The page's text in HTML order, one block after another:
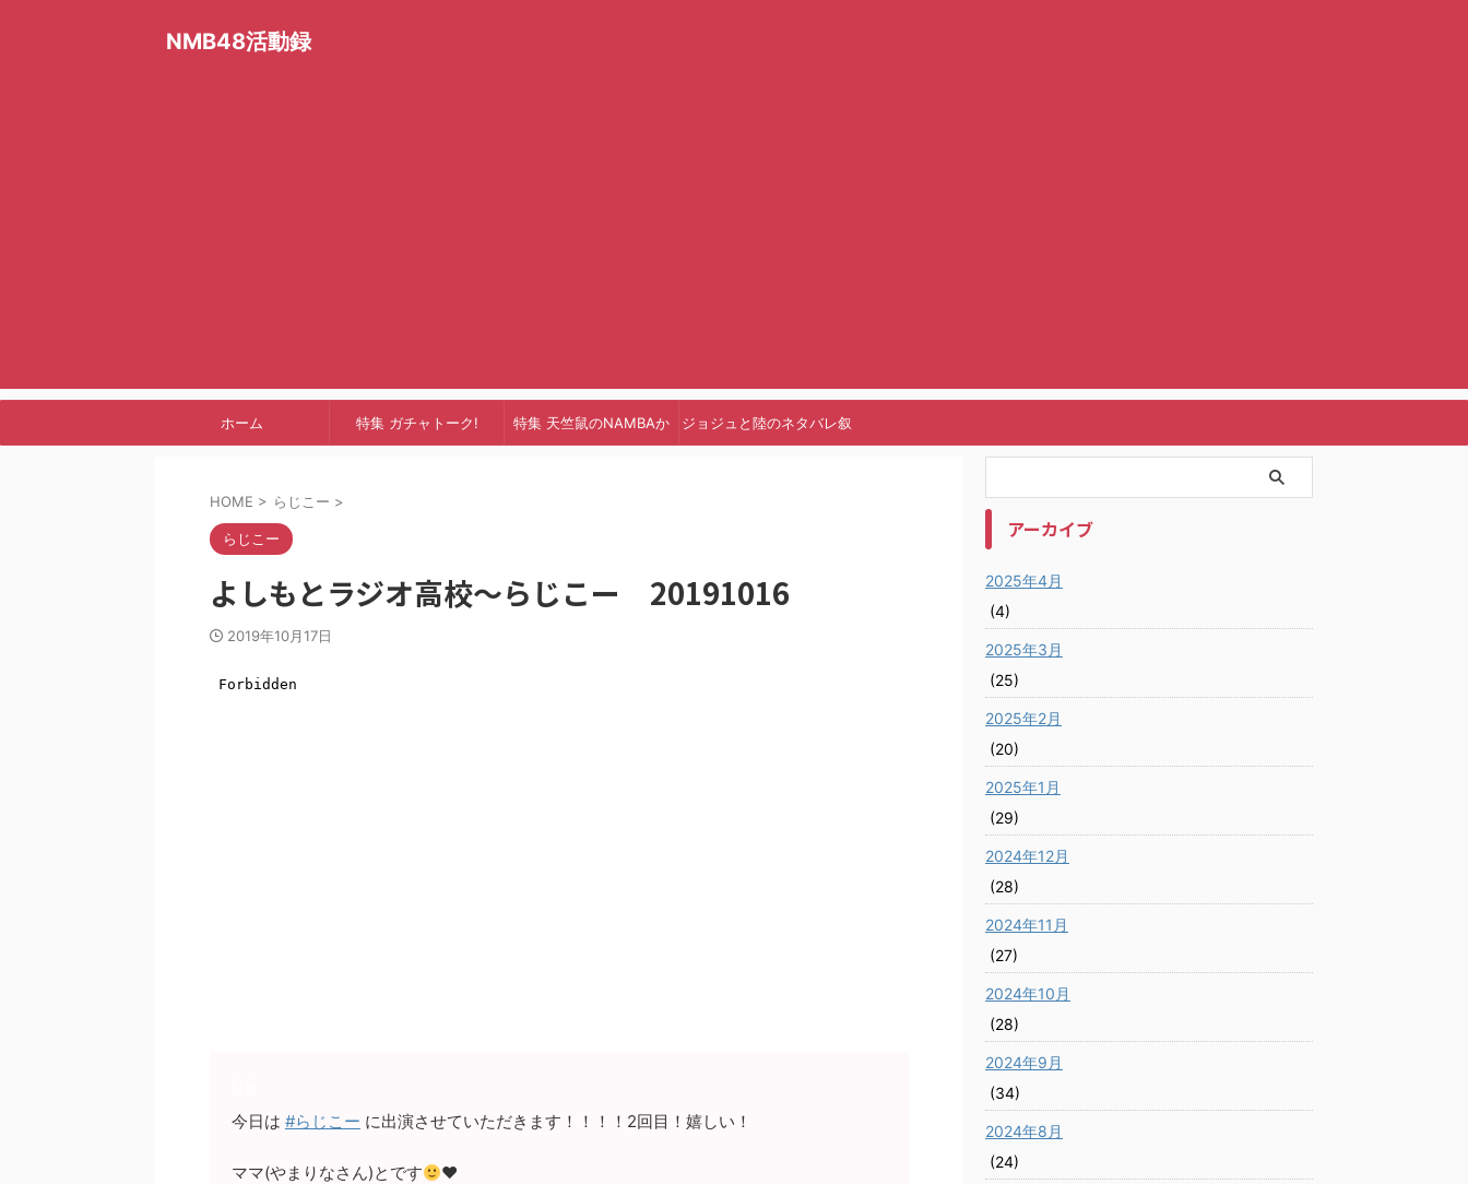
NMB48活動録
ホーム 特集 ガチャトーク! 特集 天竺鼠のNAMBAか ジョジュと陸のネタバレ叙
HOME > らじこー >
らじこー
よしもとラジオ高校〜らじこー 20191016
2019年10月17日
今日は #らじこー に出演させていただきます！！！！2回目！嬉しい！
ママ(やまりなさん)とです ❤︎
アーカイブ
2025年4月
(4)
2025年3月
(25)
2025年2月
(20)
2025年1月
(29)
2024年12月
(28)
2024年11月
(27)
2024年10月
(28)
2024年9月
(34)
2024年8月
(24)